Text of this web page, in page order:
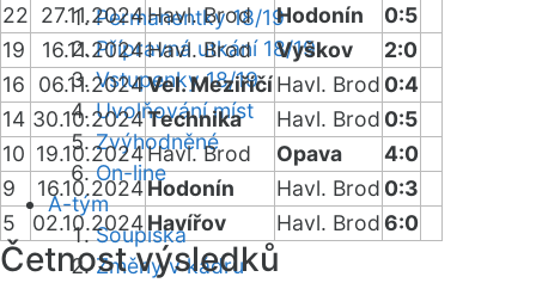
Permanentky 18/19
Přípravná utkání 18/19
Vstupenky 18/19
Uvolňování míst
Zvýhodněné
On-line
A-tým
Soupiska
Změny v kádru
22 27.11.2024Havl. Brod Hodonín
0:5
19
16.11.2024Havl. Brod Vyškov
2:0
16
06.11.2024Vel. MeziříčíHavl. Brod 0:4
14 30.10.2024Technika Havl. Brod 0:5
10 19.10.2024Havl. Brod Opava
4:0
9
16.10.2024Hodonín Havl. Brod 0:3
5
02.10.2024Havířov Havl. Brod6:0
Četnost výsledků